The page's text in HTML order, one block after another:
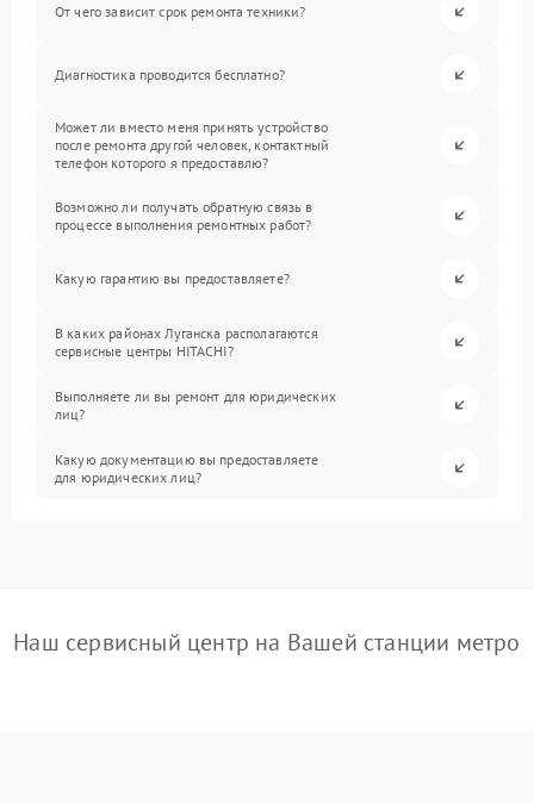
От чего зависит срок ремонта техники?
Диагностика проводится бесплатно?
Может ли вместо меня принять устройство
после ремонта другой человек, контактный
телефон которого я предоставлю?
Возможно ли получать обратную связь в
процессе выполнения ремонтных работ?
Какую гарантию вы предоставляете?
В каких районах Луганска располагаются
сервисные центры HITACHI?
Выполняете ли вы ремонт для юридических
лиц?
Какую документацию вы предоставляете
для юридических лиц?
Наш сервисный центр на Вашей станции метро